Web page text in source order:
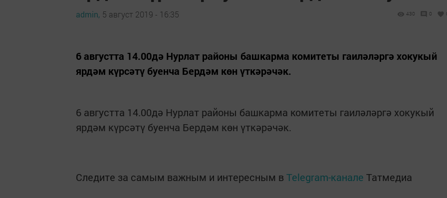
admin, 5 август 2019 - 16:35 430 0
6 августта 14.00дә Нурлат районы башкарма комитеты гаиләләргә хокукый
ярдәм күрсәтү буенча Бердәм көн үткәрәчәк.
6 августта 14.00дә Нурлат районы башкарма комитеты гаиләләргә хокукый
ярдәм күрсәтү буенча Бердәм көн үткәрәчәк.
Следите за самым важным и интересным в Telegram-канале Татмедиа